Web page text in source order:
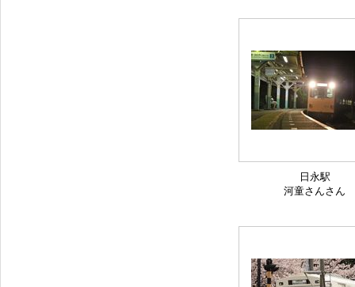
日永駅
河童さんさん